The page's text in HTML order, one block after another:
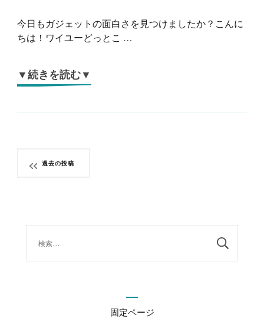
今日もガジェットの面白さを見つけましたか？こんに
ちは！ワイユーどっとこ …
▼続きを読む▼
ー
ョ
過去の投稿
固定ページ